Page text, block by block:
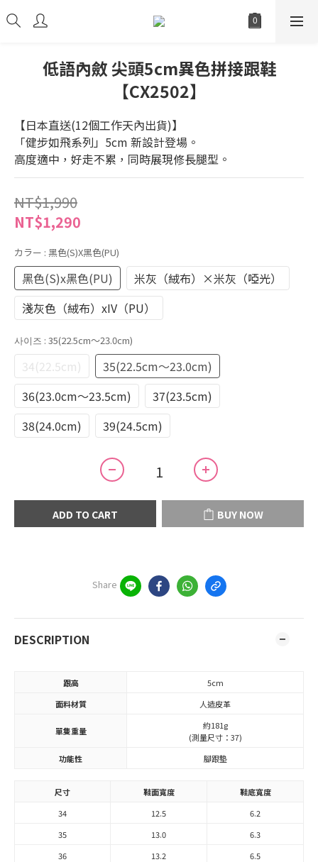
低語內斂 尖頭5cm異色拼接跟鞋
【CX2502】
【日本直送(12個工作天內出貨)】
「健步如飛系列」5cm 新設計登場。
高度適中，好走不累，同時展現修長腿型。
NT$1,990
NT$1,290
カラー : 黑色(S)x黑色(PU)
黑色(S)x黑色(PU)
米灰（絨布）×米灰（啞光）
淺灰色（絨布）xIV（PU）
사이즈 : 35(22.5cm～23.0cm)
34(22.5cm)
35(22.5cm～23.0cm)
36(23.0cm～23.5cm)
37(23.5cm)
38(24.0cm)
39(24.5cm)
ADD TO CART BUY NOW
Share
DESCRIPTION
跟高
5cm
面料材質
人造皮革
單隻重量
約181g
(測量尺寸：37)
功能性
腳跟墊
尺寸 鞋面寬度
鞋底寬度
34
12.5
6.2
35
13.0
6.3
36
13.2
6.5